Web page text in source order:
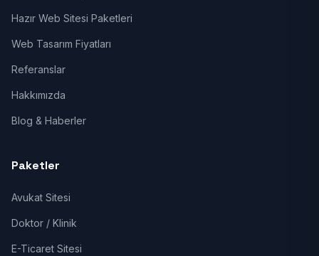
Hazır Web Sitesi Paketleri
Web Tasarım Fiyatları
Referanslar
Hakkımızda
Blog & Haberler
Paketler
Avukat Sitesi
Doktor / Klinik
E-Ticaret Sitesi